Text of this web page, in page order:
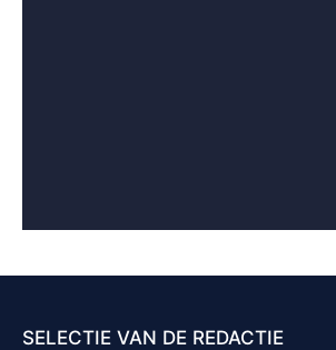
SELECTIE VAN DE REDACTIE